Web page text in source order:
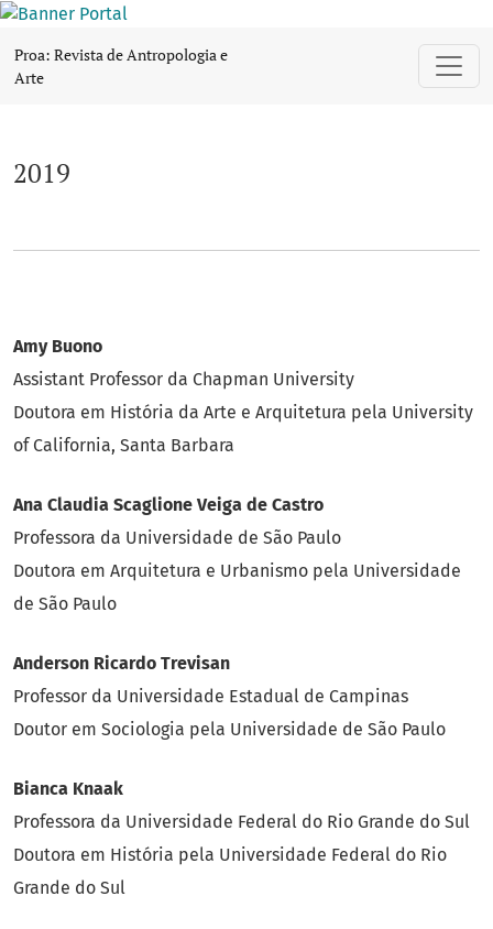
2019
Proa: Revista de Antropologia e
Arte
2019
Amy Buono
Assistant Professor da Chapman University
Doutora em História da Arte e Arquitetura pela University
of California, Santa Barbara
Ana Claudia Scaglione Veiga de Castro
Professora da Universidade de São Paulo
Doutora em Arquitetura e Urbanismo pela Universidade
de São Paulo
Anderson Ricardo Trevisan
Professor da Universidade Estadual de Campinas
Doutor em Sociologia pela Universidade de São Paulo
Bianca Knaak
Professora da Universidade Federal do Rio Grande do Sul
Doutora em História pela Universidade Federal do Rio
Grande do Sul